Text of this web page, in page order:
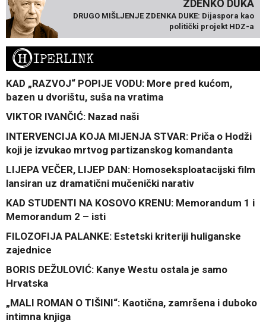
ZDENKO DUKA
DRUGO MIŠLJENJE ZDENKA DUKE: Dijaspora kao
politički projekt HDZ-a
HIPERLINK
KAD „RAZVOJ“ POPIJE VODU: More pred kućom,
bazen u dvorištu, suša na vratima
VIKTOR IVANČIĆ: Nazad naši
INTERVENCIJA KOJA MIJENJA STVAR: Priča o Hodži
koji je izvukao mrtvog partizanskog komandanta
LIJEPA VEČER, LIJEP DAN: Homoseksploatacijski film
lansiran uz dramatični mučenički narativ
KAD STUDENTI NA KOSOVO KRENU: Memorandum 1 i
Memorandum 2 – isti
FILOZOFIJA PALANKE: Estetski kriteriji huliganske
zajednice
BORIS DEŽULOVIĆ: Kanye Westu ostala je samo
Hrvatska
„MALI ROMAN O TIŠINI“: Kaotična, zamršena i duboko
intimna knjiga